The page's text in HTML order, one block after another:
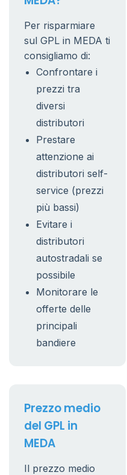
Per risparmiare
sul GPL in MEDA ti
consigliamo di:
Confrontare i
prezzi tra
diversi
distributori
Prestare
attenzione ai
distributori self-
service (prezzi
più bassi)
Evitare i
distributori
autostradali se
possibile
Monitorare le
offerte delle
principali
bandiere
Prezzo medio
del GPL in
MEDA
Il prezzo medio